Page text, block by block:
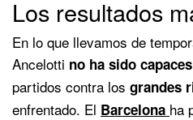
Los resultados
En lo que llevamos de
Ancelotti no ha sido
partidos contra los grandes
enfrentado. El Barcelona ha